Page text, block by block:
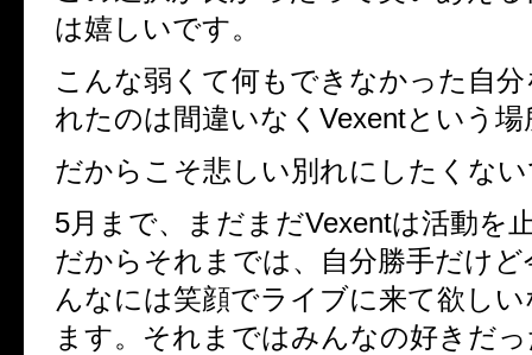
は嬉しいです。
こんな弱くて何もできなかった自
れたのは間違いなくVexentという
だからこそ悲しい別れにしたくな
5月まで、まだまだVexentは活動を
だからそれまでは、自分勝手だけ
んなには笑顔でライブに来て欲し
ます。それまではみんなの好きだ